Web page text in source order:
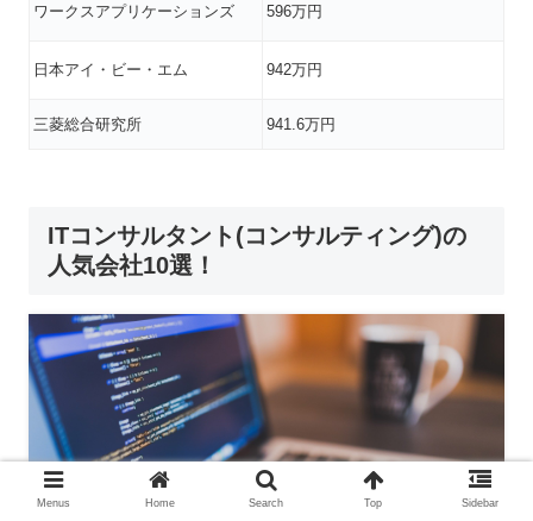
ワークスアプリケーションズ 596万円
日本アイ・ビー・エム 942万円
三菱総合研究所 941.6万円
ITコンサルタント(コンサルティング)の
人気会社10選！
Menus Home Search Top Sidebar